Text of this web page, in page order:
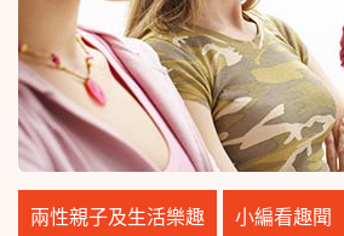
兩性親子及生活樂趣 小編看趣聞